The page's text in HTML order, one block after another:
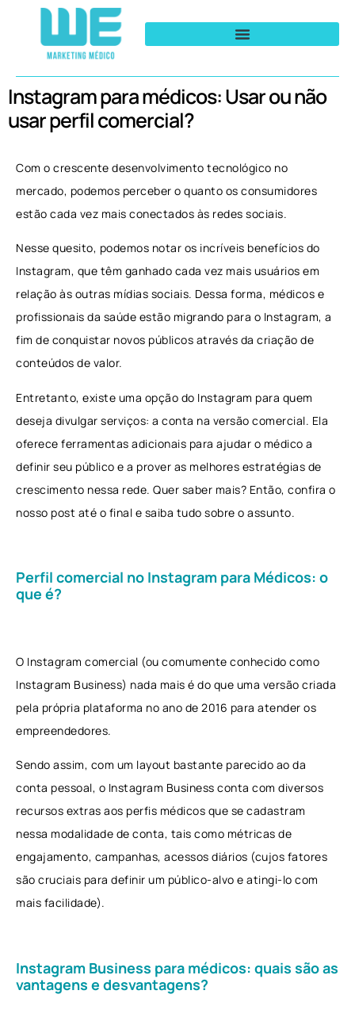
Instagram para médicos: Usar ou não
usar perfil comercial?
Com o crescente desenvolvimento tecnológico no
mercado, podemos perceber o quanto os consumidores
estão cada vez mais conectados às redes sociais.
Nesse quesito, podemos notar os incríveis benefícios do
Instagram, que têm ganhado cada vez mais usuários em
relação às outras mídias sociais. Dessa forma, médicos e
profissionais da saúde estão migrando para o Instagram, a
fim de conquistar novos públicos através da criação de
conteúdos de valor.
Entretanto, existe uma opção do Instagram para quem
deseja divulgar serviços: a conta na versão comercial. Ela
oferece ferramentas adicionais para ajudar o médico a
definir seu público e a prover as melhores estratégias de
crescimento nessa rede. Quer saber mais? Então, confira o
nosso post até o final e saiba tudo sobre o assunto.
Perfil comercial no Instagram para Médicos: o
que é?
O Instagram comercial (ou comumente conhecido como
Instagram Business) nada mais é do que uma versão criada
pela própria plataforma no ano de 2016 para atender os
empreendedores.
Sendo assim, com um layout bastante parecido ao da
conta pessoal, o Instagram Business conta com diversos
recursos extras aos perfis médicos que se cadastram
nessa modalidade de conta, tais como métricas de
engajamento, campanhas, acessos diários (cujos fatores
são cruciais para definir um público-alvo e atingi-lo com
mais facilidade).
Instagram Business para médicos: quais são as
vantagens e desvantagens?